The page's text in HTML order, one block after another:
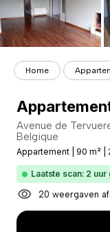
Home
Avenue de
Belgique
Appartement 90 m²
Laatste scan: 2
20 weergaven